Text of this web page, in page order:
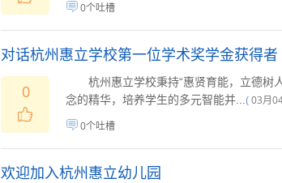
0个吐槽
对话杭州惠立学校第一位学术奖学金获得者
杭州惠立学校秉持“惠贤育能，立德树
念的精华，培养学生的多元智能并... ( 03月
0个吐槽
0
欢迎加入杭州惠立幼儿园